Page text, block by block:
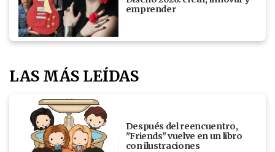
emprender
LAS MÁS LEÍDAS
Después del reencuentro,
"Friends" vuelve en un libro
con ilustraciones